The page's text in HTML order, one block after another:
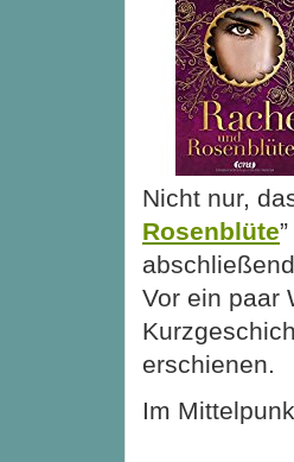
Nicht nur,
Rosenblüte
Vor ein paar
erschienen.
Im